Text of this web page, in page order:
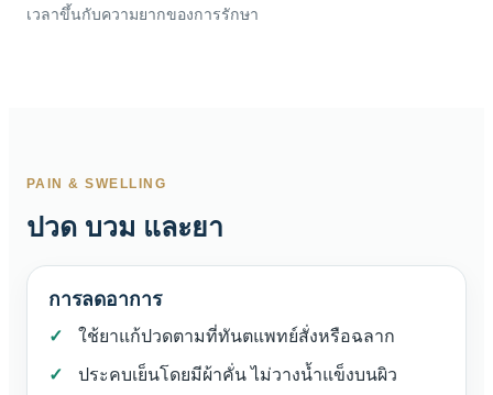
เวลาขึ้นกับความยากของการรักษา
PAIN & SWELLING
ปวด บวม และยา
การลดอาการ
ใช้ยาแก้ปวดตามที่ทันตแพทย์สั่งหรือฉลาก
ประคบเย็นโดยมีผ้าคั่น ไม่วางน้ำแข็งบนผิว